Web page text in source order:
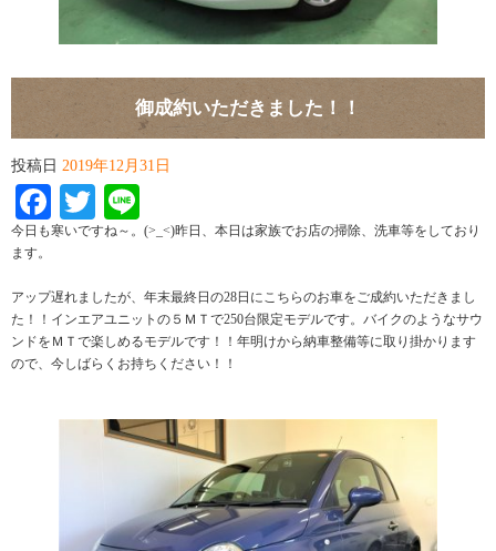
御成約いただきました！！
投稿日 2019年12月31日
Facebook
Twitter
今日も寒いですね～。(>_<)昨日、本日は家族でお店の掃除、洗車等をしており
ます。
アップ遅れましたが、年末最終日の28日にこちらのお車をご成約いただきまし
た！！インエアユニットの５ＭＴで250台限定モデルです。バイクのようなサウ
ンドをＭＴで楽しめるモデルです！！年明けから納車整備等に取り掛かります
ので、今しばらくお持ちください！！